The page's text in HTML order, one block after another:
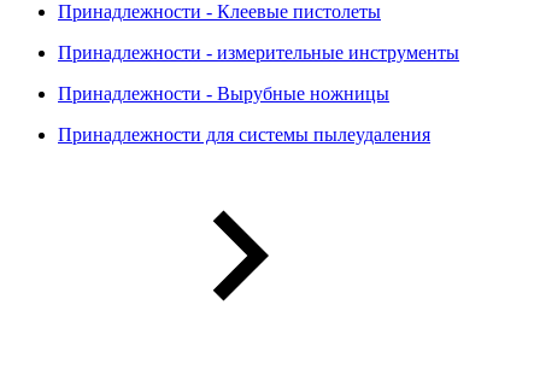
Принадлежности - Клеевые пистолеты
Принадлежности - измерительные инструменты
Принадлежности - Вырубные ножницы
Принадлежности для системы пылеудаления